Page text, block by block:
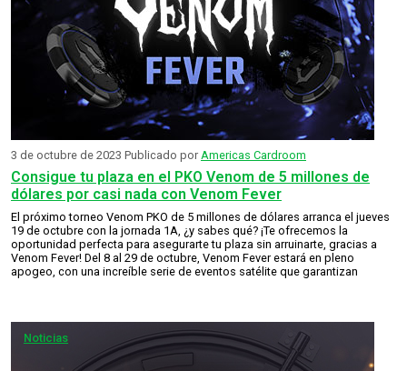
Consigue tu plaza en el PKO Venom de 5 millones de
dólares por casi nada con Venom Fever
3 de octubre de 2023 Publicado por Americas Cardroom
El próximo torneo Venom PKO de 5 millones de dólares arranca el jueves
19 de octubre con la jornada 1A, ¿y sabes qué? ¡Te ofrecemos la
oportunidad perfecta para asegurarte tu plaza sin arruinarte, gracias a
Venom Fever! Del 8 al 29 de octubre, Venom Fever estará en pleno
apogeo, con una increíble serie de eventos satélite que garantizan
Noticias